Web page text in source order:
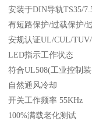
安装于DIN导轨TS35/
有短路保护/过载保护/
安规认证UL/CUL/TUV/
LED指示工作状态
符合UL508(工业控制
自然通风冷却
开关工作频率 55KHz
100%满载老化测试